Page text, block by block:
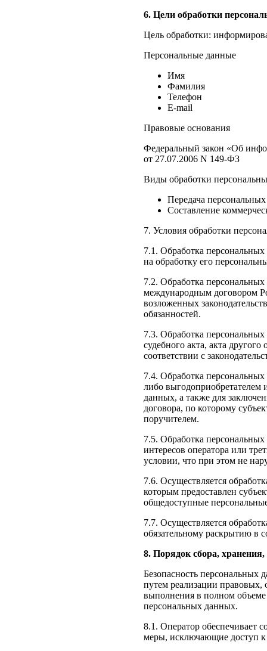
6. Цели обработки
Цель обработки:
Персональные данные
Имя
Фамилия
Телефон
E-mail
Правовые основания
Федеральный закон «Об
от 27.07.2006 N 149-ФЗ
Виды обработки
Передача
Составление
7. Условия обработки
7.1. Обработка
на обработку его
7.2. Обработка
международным договором
возложенных
обязанностей.
7.3. Обработка
судебного акта, акта
соответствии с
7.4. Обработка
либо выгодоприобретателем
данных, а также для
договора, по которому
поручителем.
7.5. Обработка
интересов оператора или
условии, что при этом не
7.6. Осуществляется
которым предоставлен
общедоступные
7.7. Осуществляется
обязательному раскрытию в
8. Порядок сбора,
Безопасность персональных
путем реализации
выполнения в полном объеме
персональных данных.
8.1. Оператор обеспечивает
меры, исключающие доступ